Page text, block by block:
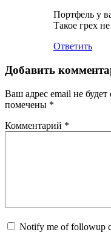
Портфель у
Такое грех
Ответить
Добавить
Ваш адрес email не будет
помечены *
Комментарий *
Notify me of followup